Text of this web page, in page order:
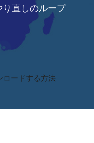
直しのループ
ロードする方法